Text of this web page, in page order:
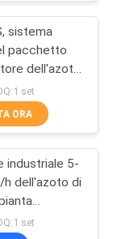
sistema
pacchetto
dell'azoto
set
ORA
industriale 5-
h dell'azoto di
set